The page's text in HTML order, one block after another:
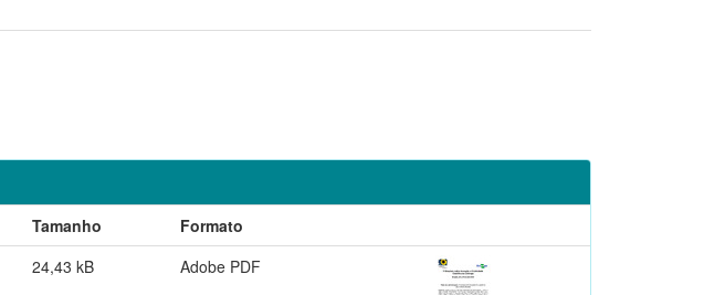
Tamanho
Formato
24,43 kB Adobe PDF